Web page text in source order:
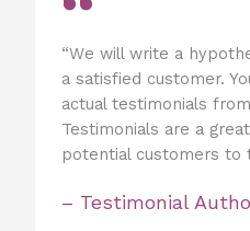
“We will write a
a satisfied customer.
actual testimonials
Testimonials are a
potential customers to
– Testimonial